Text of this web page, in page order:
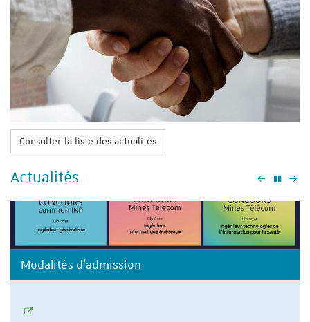
Consulter la liste des actualités
Actualités Précédent
Modalités d'admission